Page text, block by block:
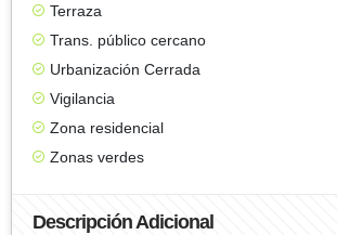
Terraza
Trans. público cercano
Urbanización Cerrada
Vigilancia
Zona residencial
Zonas verdes
Descripción Adicional